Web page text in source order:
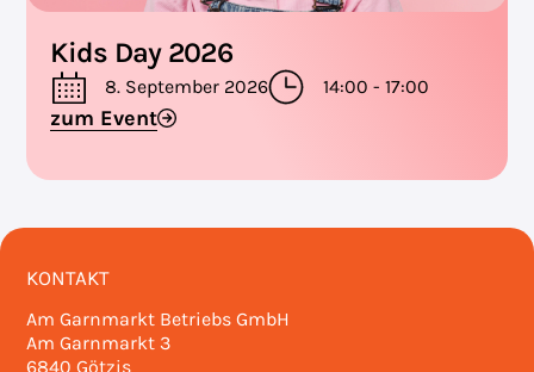
Kids Day 2026
8. September 2026 14:00 - 17:00
zum Event
KONTAKT
Am Garnmarkt Betriebs GmbH
Am Garnmarkt 3
6840 Götzis